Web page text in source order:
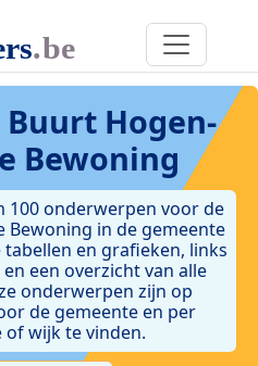
Buurt Hogen-
Bewoning
100 onderwerpen voor de
Bewoning in de gemeente
en grafieken, links
een overzicht van alle
onderwerpen zijn op
de gemeente en per
of wijk te vinden.